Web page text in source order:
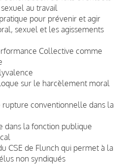
au travail
pour prévenir et agir
sexuel et les agissements
Collective comme
sur le harcèlement moral
conventionnelle dans la
dans la fonction publique
CSE de Flunch qui permet à la
non syndiqués